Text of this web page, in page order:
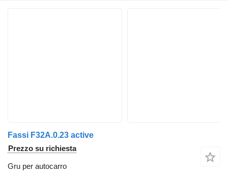
Fassi F32A.0.23 active
Prezzo su richiesta
Gru per autocarro